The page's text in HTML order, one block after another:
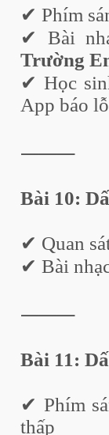
✔ Phím
✔ Bài
Trường
✔ Học
App báo
⸻
Bài 10:
✔ Quan
✔ Bài
⸻
Bài 11:
✔ Phím
thấp